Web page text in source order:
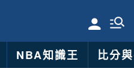
NBA知識王 比分